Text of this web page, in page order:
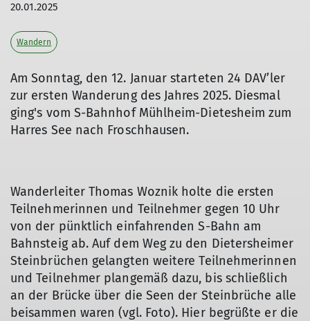
20.01.2025
Wandern
Am Sonntag, den 12. Januar starteten 24 DAV’ler
zur ersten Wanderung des Jahres 2025. Diesmal
ging's vom S-Bahnhof Mühlheim-Dietesheim zum
Harres See nach Froschhausen.
Wanderleiter Thomas Woznik holte die ersten
Teilnehmerinnen und Teilnehmer gegen 10 Uhr
von der pünktlich einfahrenden S-Bahn am
Bahnsteig ab. Auf dem Weg zu den Dietersheimer
Steinbrüchen gelangten weitere Teilnehmerinnen
und Teilnehmer plangemäß dazu, bis schließlich
an der Brücke über die Seen der Steinbrüche alle
beisammen waren (vgl. Foto). Hier begrüßte er die
© DAV Offenbach, Dr. Thomas Woznik